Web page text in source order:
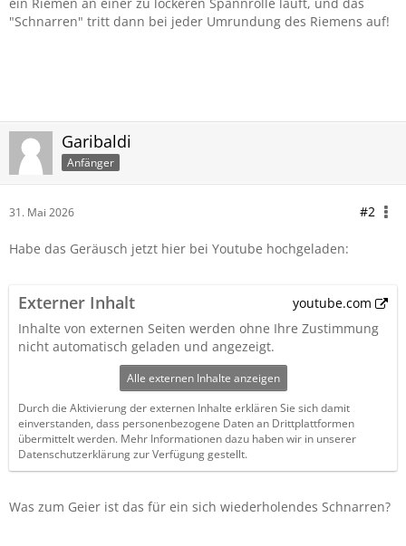
"Schnarren" tritt dann bei jeder Umrundung des Riemens auf!
Garibaldi
Anfänger
31. Mai 2026 #2
Habe das Geräusch jetzt hier bei Youtube hochgeladen:
Externer Inhalt
youtube.com
Inhalte von externen Seiten werden ohne Ihre Zustimmung
nicht automatisch geladen und angezeigt.
Alle externen Inhalte anzeigen
Durch die Aktivierung der externen Inhalte erklären Sie sich damit
einverstanden, dass personenbezogene Daten an Drittplattformen
übermittelt werden. Mehr Informationen dazu haben wir in unserer
Datenschutzerklärung zur Verfügung gestellt.
Was zum Geier ist das für ein sich wiederholendes Schnarren?